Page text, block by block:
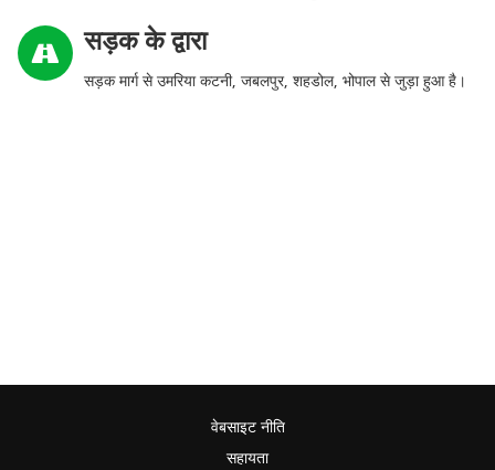
सड़क के द्वारा
सड़क मार्ग से उमरिया कटनी, जबलपुर, शहडोल, भोपाल से जुड़ा हुआ है।
वेबसाइट नीति
सहायता